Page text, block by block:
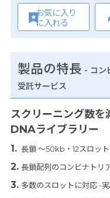
お気に入り
に入れる
製品の特長 - コン
受託サービス
スクリーニング数を
DNAライブラリー
長鎖 ～50kb・12スロッ
長鎖配列のコンビナトリ
多数のスロットに対応 -